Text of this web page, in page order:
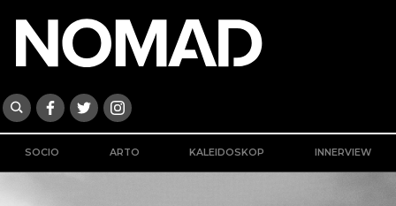
SOCIO ARTO KALEIDOSKOP INNERVIEW